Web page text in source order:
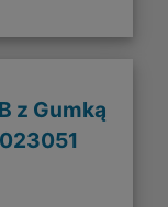
z Gumką